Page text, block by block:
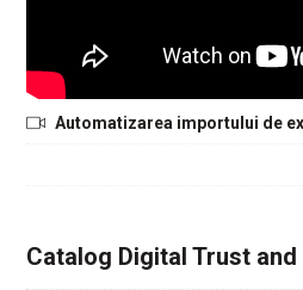
Automatizarea importului de
Catalog Digital Trust